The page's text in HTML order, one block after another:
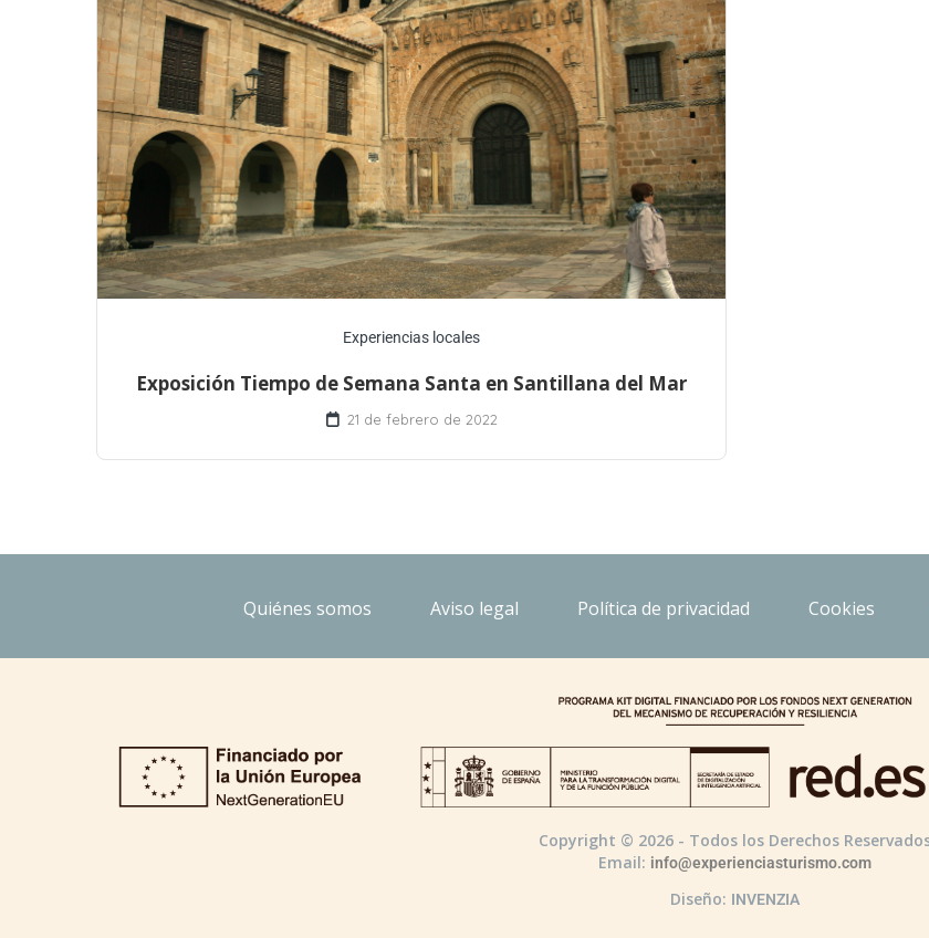
Experiencias locales
Exposición Tiempo de Semana Santa en Santillana del Mar
21 de febrero de 2022
Quiénes somos Aviso legal Política de privacidad Cookies
Copyright © 2026 - Todos los Derechos
Email: info@experienciasturismo.com
Diseño: INVENZIA